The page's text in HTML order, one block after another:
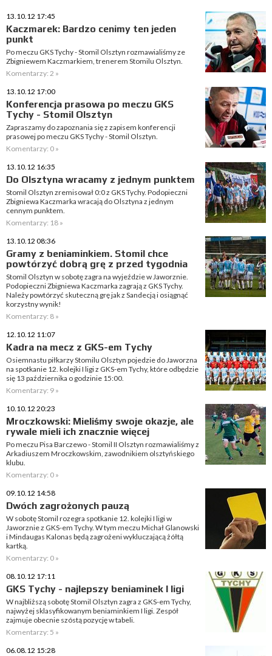
13.10.12 17:45
Kaczmarek: Bardzo cenimy ten jeden
punkt
Po meczu GKS Tychy - Stomil Olsztyn rozmawialiśmy ze
Zbigniewem Kaczmarkiem, trenerem Stomilu Olsztyn.
Komentarzy: 2 »
13.10.12 17:00
Konferencja prasowa po meczu GKS
Tychy - Stomil Olsztyn
Zapraszamy do zapoznania się z zapisem konferencji
prasowej po meczu GKS Tychy - Stomil Olsztyn.
Komentarzy: 0 »
13.10.12 16:35
Do Olsztyna wracamy z jednym punktem
Stomil Olsztyn zremisował 0:0 z GKS Tychy. Podopieczni
Zbigniewa Kaczmarka wracają do Olsztyna z jednym
cennym punktem.
Komentarzy: 18 »
13.10.12 08:36
Gramy z beniaminkiem. Stomil chce
powtórzyć dobrą grę z przed tygodnia
Stomil Olsztyn w sobotę zagra na wyjeździe w Jaworznie.
Podopieczni Zbigniewa Kaczmarka zagrają z GKS Tychy.
Należy powtórzyć skuteczną grę jak z Sandecją i osiągnąć
korzystny wynik!
Komentarzy: 8 »
12.10.12 11:07
Kadra na mecz z GKS-em Tychy
Osiemnastu piłkarzy Stomilu Olsztyn pojedzie do Jaworzna
na spotkanie 12. kolejki I ligi z GKS-em Tychy, które odbędzie
się 13 października o godzinie 15:00.
Komentarzy: 9 »
10.10.12 20:23
Mroczkowski: Mieliśmy swoje okazje, ale
rywale mieli ich znacznie więcej
Po meczu Pisa Barczewo - Stomil II Olsztyn rozmawialiśmy z
Arkadiuszem Mroczkowskim, zawodnikiem olsztyńskiego
klubu.
Komentarzy: 0 »
09.10.12 14:58
Dwóch zagrożonych pauzą
W sobotę Stomil rozegra spotkanie 12. kolejki I ligi w
Jaworznie z GKS-em Tychy. W tym meczu Michał Glanowski
i Mindaugas Kalonas będą zagrożeni wykluczającą żółtą
kartką.
Komentarzy: 0 »
08.10.12 17:11
GKS Tychy - najlepszy beniaminek I ligi
W najbliższą sobotę Stomil Olsztyn zagra z GKS-em Tychy,
najwyżej sklasyfikowanym beniaminkiem I ligi. Zespół
zajmuje obecnie szóstą pozycję w tabeli.
Komentarzy: 5 »
06.08.12 15:28